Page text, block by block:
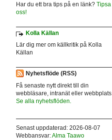
Har du ett bra tips på en länk? Tipsa
oss!
Kolla Källan
Lär dig mer om källkritik på Kolla
Källan
Nyhetsflöde (RSS)
Få senaste nytt direkt till din
webbläsare, intranät eller webbplats.
Se alla nyhetsflöden.
Senast uppdaterad: 2026-08-07
Webbansvar:Alma Taawo